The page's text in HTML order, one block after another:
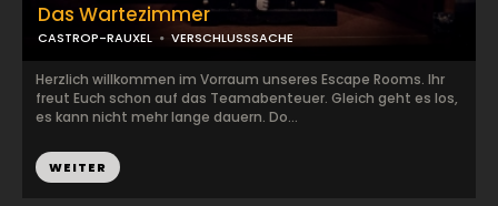
Das Wartezimmer
CASTROP-RAUXEL VERSCHLUSSSACHE
Herzlich willkommen im Vorraum unseres Escape Rooms. Ihr
freut Euch schon auf das Teamabenteuer. Gleich geht es los,
es kann nicht mehr lange dauern. Do...
WEITER